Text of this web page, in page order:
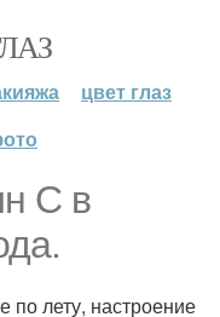
цвет глаз
C в
по лету, настроение